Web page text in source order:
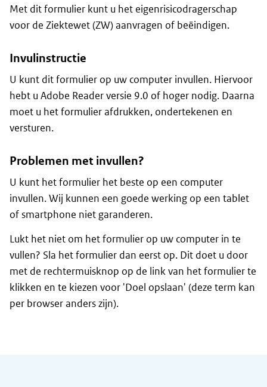
Met dit formulier kunt u het eigenrisicodragerschap
voor de Ziektewet (ZW) aanvragen of beëindigen.
Invulinstructie
U kunt dit formulier op uw computer invullen. Hiervoor
hebt u Adobe Reader versie 9.0 of hoger nodig. Daarna
moet u het formulier afdrukken, ondertekenen en
versturen.
Problemen met invullen?
U kunt het formulier het beste op een computer
invullen. Wij kunnen een goede werking op een tablet
of smartphone niet garanderen.
Lukt het niet om het formulier op uw computer in te
vullen? Sla het formulier dan eerst op. Dit doet u door
met de rechtermuisknop op de link van het formulier te
klikken en te kiezen voor 'Doel opslaan' (deze term kan
per browser anders zijn).